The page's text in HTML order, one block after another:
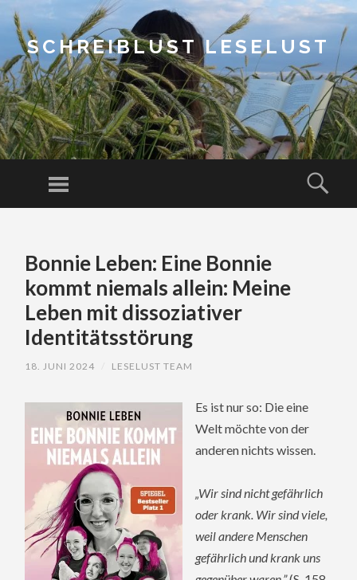
SCHREIBLUST LESELUST
Menu
CONTENTBonnie Leben: Eine Bonnie
kommt niemals allein: Meine
Leben mit dissoziativer
Identitätsstörung
18. JUNI 2024 LESELUST TEAM
Es ist nur so: Die eine
Welt möchte von der
anderen nichts wissen.
„Wir sind nicht gefährlich
oder krank. Wir sind viele,
weil andere Menschen
gefährlich und krank uns